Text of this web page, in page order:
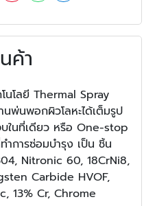
ค้า
นโลยี Thermal Spray
พ่นพอกผิวโลหะได้เต็มรูป
ในที่เดียว หรือ One-stop
การซ่อมบำรุง เป็น ชิ้น
Nitronic 60, 18CrNi8,
Carbide HVOF,
13% Cr, Chrome